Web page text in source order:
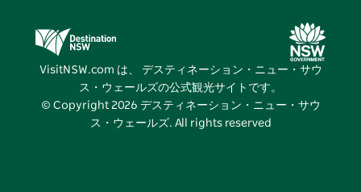
デスティネーション・ニュー・サウス・ウェール
ズメディアセンター
ビビッド・シドニー
VisitNSW.com は、 デスティネーション・ニュー・サウ
ス・ウェールズの公式観光サイトです。
© Copyright 2026 デスティネーション・ニュー・サウ
ス・ウェールズ. All rights reserved